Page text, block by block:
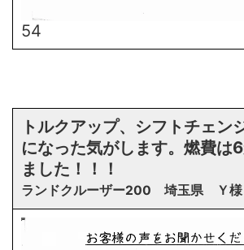
54
トルクアップ、シフトチェン
になった気がします。燃費は
ました！！！
ランドクルーザー200 埼玉県 Ｙ様